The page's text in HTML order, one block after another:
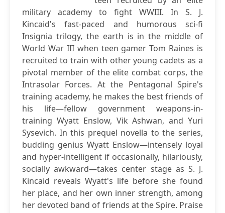
military academy to fight WWIII. In S. J.
Kincaid's fast-paced and humorous sci-fi
Insignia trilogy, the earth is in the middle of
World War III when teen gamer Tom Raines is
recruited to train with other young cadets as a
pivotal member of the elite combat corps, the
Intrasolar Forces. At the Pentagonal Spire's
training academy, he makes the best friends of
his life—fellow government weapons-in-
training Wyatt Enslow, Vik Ashwan, and Yuri
Sysevich. In this prequel novella to the series,
budding genius Wyatt Enslow—intensely loyal
and hyper-intelligent if occasionally, hilariously,
socially awkward—takes center stage as S. J.
Kincaid reveals Wyatt's life before she found
her place, and her own inner strength, among
her devoted band of friends at the Spire. Praise